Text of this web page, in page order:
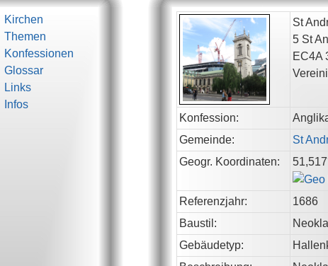
Kirchen
Themen
Konfessionen
Glossar
Links
Infos
St
5 St
EC4A
Konfession:
Gemeinde:
St
Geogr. Koordinaten:
Referenzjahr:
1686
Baustil:
Gebäudetyp: